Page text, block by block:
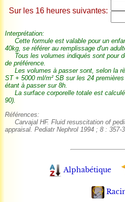
Sur les 16 heures suivantes:
Interprétation:
Cette formule est valable pour un
40kg, se référer au remplissage d'un
Tous les volumes indiqués sont pour
de préférence.
Les volumes à passer sont, selon la
ST + 5000 ml/m² SB sur les 24
étant à passer sur 8h.
La surface corporelle totale est
90).
Références:
Carvajal HF. Fluid resuscitation of
appraisal. Pediatr Nephrol 1994 ; 8 : 357-
Alphabétique